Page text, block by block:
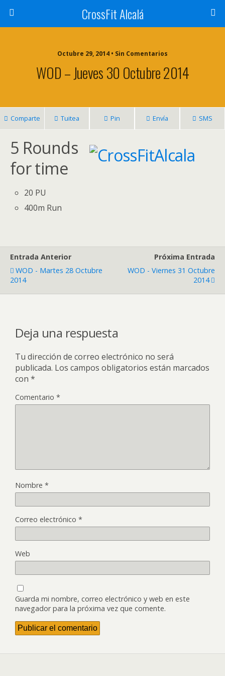
CrossFit Alcalá
Octubre 29, 2014 • Sin Comentarios
WOD – Jueves 30 Octubre 2014
Comparte Tuitea Pin Envía SMS
5 Rounds
for time
20 PU
400m Run
Entrada Anterior
WOD - Martes 28 Octubre
2014
Próxima Entrada
WOD - Viernes 31 Octubre
2014
Deja una respuesta
Tu dirección de correo electrónico no será
publicada. Los campos obligatorios están marcados
con *
Comentario *
Nombre *
Correo electrónico *
Web
Guarda mi nombre, correo electrónico y web en este
navegador para la próxima vez que comente.